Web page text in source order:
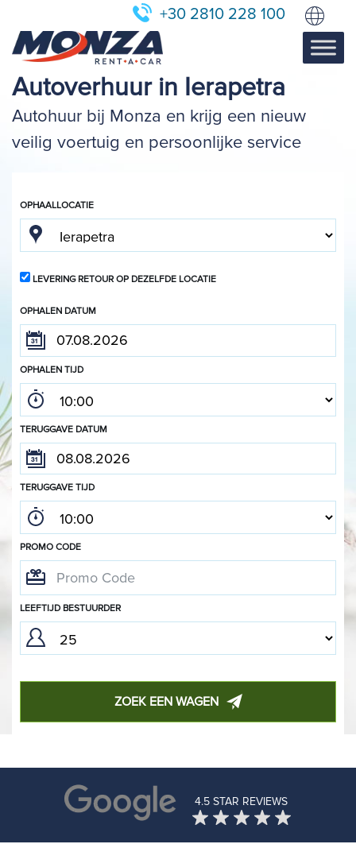
+30 2810 228 100
Autoverhuur in Ierapetra
Autohuur bij Monza en krijg een nieuw
veilig voertuig en persoonlijke service
OPHAALLOCATIE
LEVERING RETOUR OP DEZELFDE LOCATIE
OPHALEN DATUM
OPHALEN TIJD
TERUGGAVE DATUM
TERUGGAVE TIJD
PROMO CODE
LEEFTIJD BESTUURDER
ZOEK EEN WAGEN
4.5 STAR REVIEWS